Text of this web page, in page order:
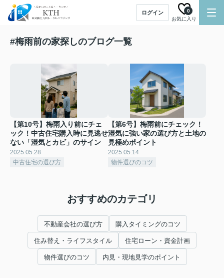
ログイン
お気に入り
0
#梅雨前の家探しのブログ一覧
【第10号】梅雨入り前にチェ
ック！中古住宅購入時に見逃せ
ない「湿気とカビ」のサイン
2025.05.28
中古住宅の選び方
【第6号】梅雨前にチェック！
湿気に強い家の選び方と土地の
見極めポイント
2025.05.14
物件選びのコツ
おすすめのカテゴリ
不動産会社の選び方 購入タイミングのコツ
住み替え・ライフスタイル 住宅ローン・資金計画
物件選びのコツ 内見・現地見学のポイント